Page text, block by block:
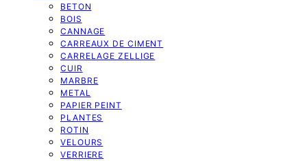
BETON
BOIS
CANNAGE
CARREAUX DE CIMENT
CARRELAGE ZELLIGE
CUIR
MARBRE
METAL
PAPIER PEINT
PLANTES
ROTIN
VELOURS
VERRIERE